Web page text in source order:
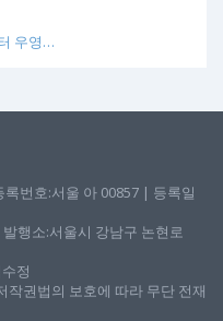
우영…
번호:서울 아 00857 | 등록일
행소:서울시 강남구 논현로
정
작권법의 보호에 따라 무단 전재